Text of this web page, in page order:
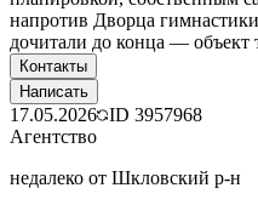
напротив Дворца
дочитали до конца — объект
Контакты
Написать
17.05.2026 ID 3957968
Агентство
недалеко от Шкловский р-н